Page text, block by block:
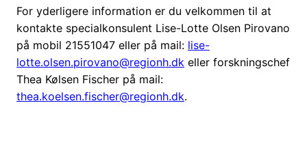
For yderligere information er du velkommen til at
kontakte specialkonsulent Lise-Lotte Olsen Pirovano
på mobil 21551047 eller på mail: lise-
lotte.olsen.pirovano@regionh.dk eller forskningschef
Thea Kølsen Fischer på mail:
thea.koelsen.fischer@regionh.dk.